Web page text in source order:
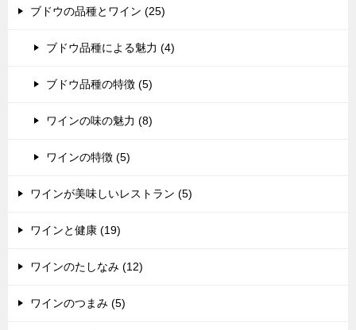
ブドウの品種とワイン (25)
ブドウ品種による魅力 (4)
ブドウ品種の特徴 (5)
ワインの味の魅力 (8)
ワインの特徴 (5)
ワインが美味しいレストラン (5)
ワインと健康 (19)
ワインのたしなみ (12)
ワインのつまみ (5)